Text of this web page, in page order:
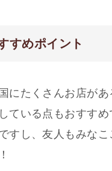
すめポイント
にたくさんお店が
ている点もおすすめ
すし、友人もみな